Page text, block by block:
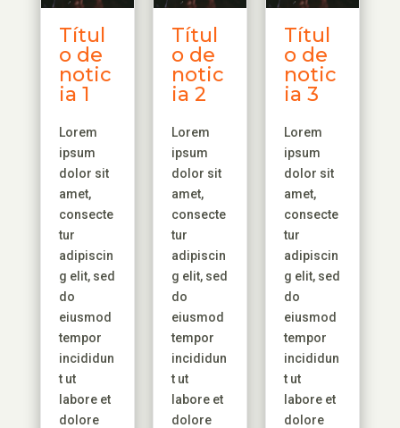
Títul
o de
notic
ia 1
Lorem
ipsum
dolor sit
amet,
consecte
tur
adipiscin
g elit, sed
do
eiusmod
tempor
incididun
t ut
labore et
dolore
Títul
o de
notic
ia 2
Lorem
ipsum
dolor sit
amet,
consecte
tur
adipiscin
g elit, sed
do
eiusmod
tempor
incididun
t ut
labore et
dolore
Títul
o de
notic
ia 3
Lorem
ipsum
dolor sit
amet,
consecte
tur
adipiscin
g elit, sed
do
eiusmod
tempor
incididun
t ut
labore et
dolore